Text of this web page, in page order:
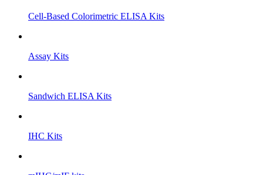
Cell-Based Colorimetric ELISA Kits
Assay Kits
Sandwich ELISA Kits
IHC Kits